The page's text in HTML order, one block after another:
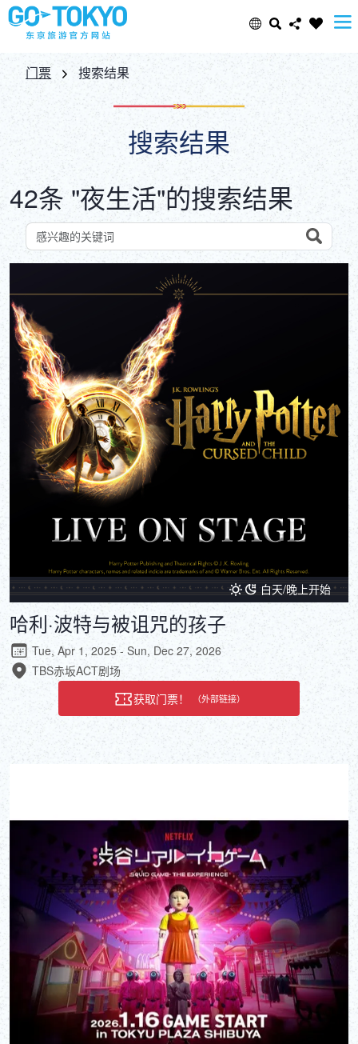
Select Language
日本語
ENGLISH
中文(简体)
中文(繁體/正體)
ภาษาไทย
DEUTSCH
ITALIANO
ESPAÑOL
FRANÇAIS
Share this page
Email
Copy URL
门票 搜索结果
搜索结果
42条 "夜生活"的搜索结果
Search
按关键词搜索景点
白天/晚上开始
哈利·波特与被诅咒的孩子
Tue, Apr 1, 2025 - Sun, Dec 27, 2026
TBS赤坂ACT剧场
获取门票！
（外部链接）